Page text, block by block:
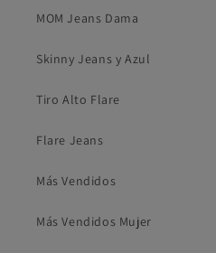
MOM Jeans Dama
Skinny Jeans y Azul
Tiro Alto Flare
Flare Jeans
Más Vendidos
Más Vendidos Mujer